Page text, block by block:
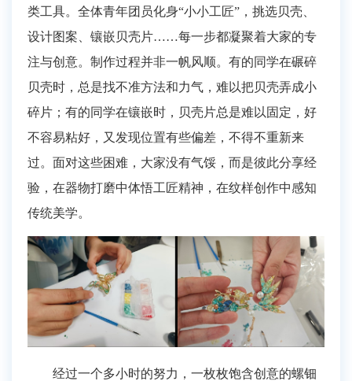
类工具。 全体青年团员化身“小小工匠”，挑选贝壳、
设计图案、镶嵌贝壳片……每一步都凝聚着大家的专
注与创意。制作过程并非一帆风顺。有的同学在碾碎
贝壳时，总是找不准方法和力气，难以把贝壳弄成小
碎片；有的同学在镶嵌时，贝壳片总是难以固定，好
不容易粘好，又发现位置有些偏差，不得不重新来
过。面对这些困难，大家没有气馁，而是彼此分享经
验 ， 在器物打磨中体悟工匠精神，在纹样创作中感知
传统美学。
经过一个多小时的努力，一枚枚饱含创意的螺钿